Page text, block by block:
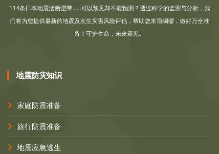
114条日本地震活断层带......可以预见却不能预测？透过科学的监测与分析，我
们将为您提供最新的地震及次生灾害风险评估，帮助您未雨绸缪，做好万全准
备！守护生命，未来震见。
地震防灾知识
家庭防震准备
旅行防震准备
地震应急逃生